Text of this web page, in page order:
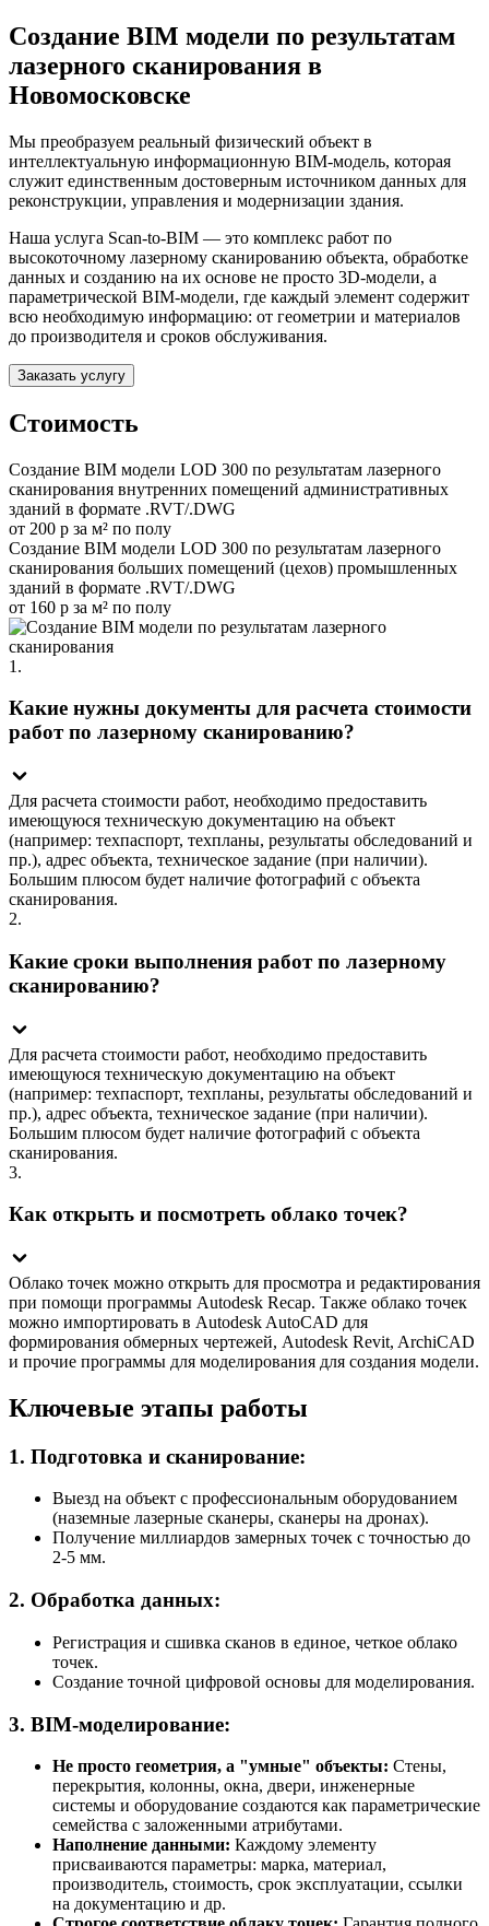
Создание BIM модели по результатам
лазерного сканирования в
Новомосковске
Мы преобразуем реальный физический объект в
интеллектуальную информационную BIM-модель, которая
служит единственным достоверным источником данных для
реконструкции, управления и модернизации здания.
Наша услуга Scan-to-BIM — это комплекс работ по
высокоточному лазерному сканированию объекта, обработке
данных и созданию на их основе не просто 3D-модели, а
параметрической BIM-модели, где каждый элемент содержит
всю необходимую информацию: от геометрии и материалов
до производителя и сроков обслуживания.
Заказать услугу
Стоимость
Создание BIM модели LOD 300 по результатам лазерного
сканирования внутренних помещений административных
зданий в формате .RVT/.DWG
от 200 р за м² по полу
Создание BIM модели LOD 300 по результатам лазерного
сканирования больших помещений (цехов) промышленных
зданий в формате .RVT/.DWG
от 160 р за м² по полу
1.
Какие нужны документы для расчета стоимости
работ по лазерному сканированию?
Для расчета стоимости работ, необходимо предоставить
имеющуюся техническую документацию на объект
(например: техпаспорт, техпланы, результаты обследований и
пр.), адрес объекта, техническое задание (при наличии).
Большим плюсом будет наличие фотографий с объекта
сканирования.
2.
Какие сроки выполнения работ по лазерному
сканированию?
Для расчета стоимости работ, необходимо предоставить
имеющуюся техническую документацию на объект
(например: техпаспорт, техпланы, результаты обследований и
пр.), адрес объекта, техническое задание (при наличии).
Большим плюсом будет наличие фотографий с объекта
сканирования.
3.
Как открыть и посмотреть облако точек?
Облако точек можно открыть для просмотра и редактирования
при помощи программы Autodesk Recap. Также облако точек
можно импортировать в Autodesk AutoCAD для
формирования обмерных чертежей, Autodesk Revit, ArchiCAD
и прочие программы для моделирования для создания модели.
Ключевые этапы работы
1. Подготовка и сканирование:
Выезд на объект с профессиональным оборудованием
(наземные лазерные сканеры, сканеры на дронах).
Получение миллиардов замерных точек с точностью до
2-5 мм.
2. Обработка данных:
Регистрация и сшивка сканов в единое, четкое облако
точек.
Создание точной цифровой основы для моделирования.
3. BIM-моделирование:
Не просто геометрия, а "умные" объекты: Стены,
перекрытия, колонны, окна, двери, инженерные
системы и оборудование создаются как параметрические
семейства с заложенными атрибутами.
Наполнение данными: Каждому элементу
присваиваются параметры: марка, материал,
производитель, стоимость, срок эксплуатации, ссылки
на документацию и др.